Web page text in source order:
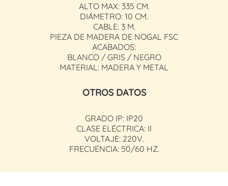
ALTO MAX: 335 CM.
DIÁMETRO: 10 CM.
CABLE: 3 M.
PIEZA DE MADERA DE NOGAL FSC
ACABADOS:
BLANCO / GRIS / NEGRO
MATERIAL: MADERA Y METAL
OTROS DATOS
GRADO IP: IP20
CLASE ELÉCTRICA: II
VOLTAJE: 220V.
FRECUENCIA: 50/60 HZ.